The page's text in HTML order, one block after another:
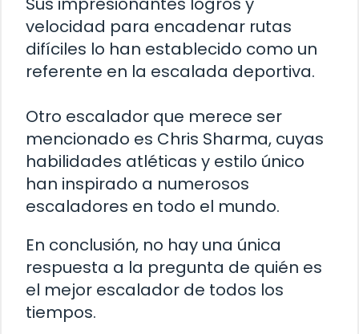
velocidad para encadenar rutas
difíciles lo han establecido como un
referente en la escalada deportiva.
Otro escalador que merece ser
mencionado es Chris Sharma, cuyas
habilidades atléticas y estilo único
han inspirado a numerosos
escaladores en todo el mundo.
En conclusión, no hay una única
respuesta a la pregunta de quién es
el mejor escalador de todos los
tiempos.